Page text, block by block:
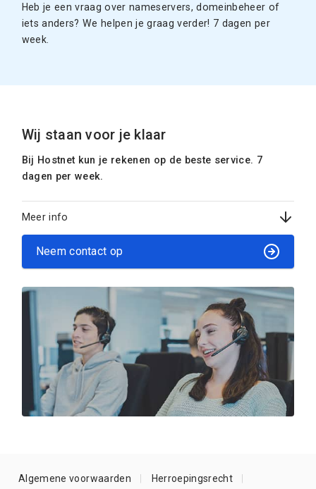
Heb je een vraag over nameservers, domeinbeheer of
iets anders? We helpen je graag verder! 7 dagen per
week.
Wij staan voor je klaar
Bij Hostnet kun je rekenen op de beste service. 7
dagen per week.
Meer info
Neem contact op
Algemene voorwaarden Herroepingsrecht